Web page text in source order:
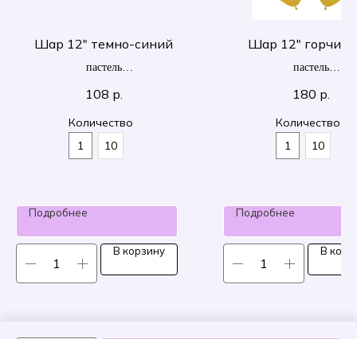
Шар 12" темно-синий
пастель
108 р.
Количество
1
10
Подробнее
В корзину
Шар 12"
пастель
180 р.
Количество
1
10
Подробнее
В